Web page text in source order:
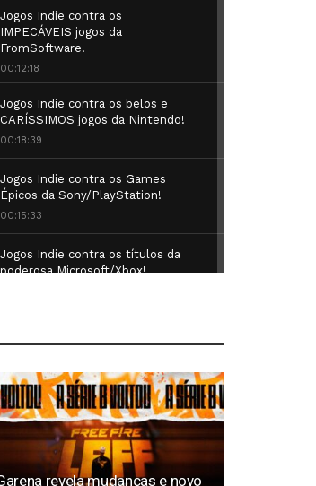
Jogos Indie contra os
IMPECÁVEIS jogos da
FromSoftware!
00:12:18
Jogos Indie contra os belos e
CARÍSSIMOS jogos da Nintendo!
00:18:39
Jogos Indie contra os Games
Épicos da Sony/PlayStation!
00:15:33
Jogos Indie contra os títulos da
poderosa Microsoft/Xbox!
Franquia Final Fantasy... quem
00:16:48
Jogos Indie contra Grandes
Games e Flops da EA... quem
ganha?
00:14:52
revela mudanças e novo